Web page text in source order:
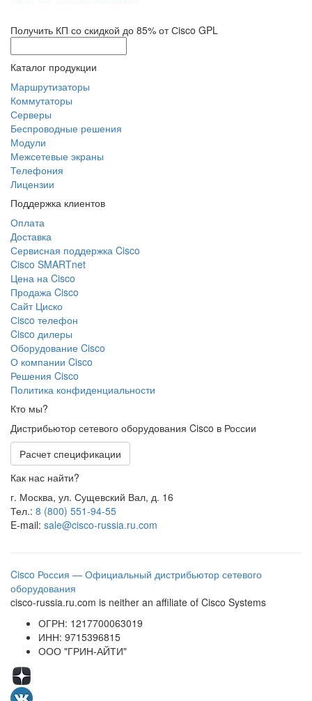
Получить КП со скидкой до 85% от Сisco GPL
Каталог продукции
Маршрутизаторы
Коммутаторы
Серверы
Беспроводные решения
Модули
Межсетевые экраны
Телефония
Лицензии
Поддержка клиентов
Оплата
Доставка
Сервисная поддержка Cisco
Cisco SMARTnet
Цена на Cisco
Продажа Cisco
Сайт Циско
Сisco телефон
Cisco дилеры
Оборудование Cisco
О компании Cisco
Решения Cisco
Политика конфиденциальности
Кто мы?
Дистрибьютор сетевого оборудования Cisco в России
Расчет спецификации
Как нас найти?
г. Москва, ул. Сущевский Вал, д. 16
Тел.: 8 (800) 551-94-55
E-mail: sale@cisco-russia.ru.com
Cisco Россия — Официальный дистрибьютор сетевого
оборудования
cisco-russia.ru.com is neither an affiliate of Cisco Systems
ОГРН: 1217700063019
ИНН: 9715396815
ООО "ГРИН-АЙТИ"